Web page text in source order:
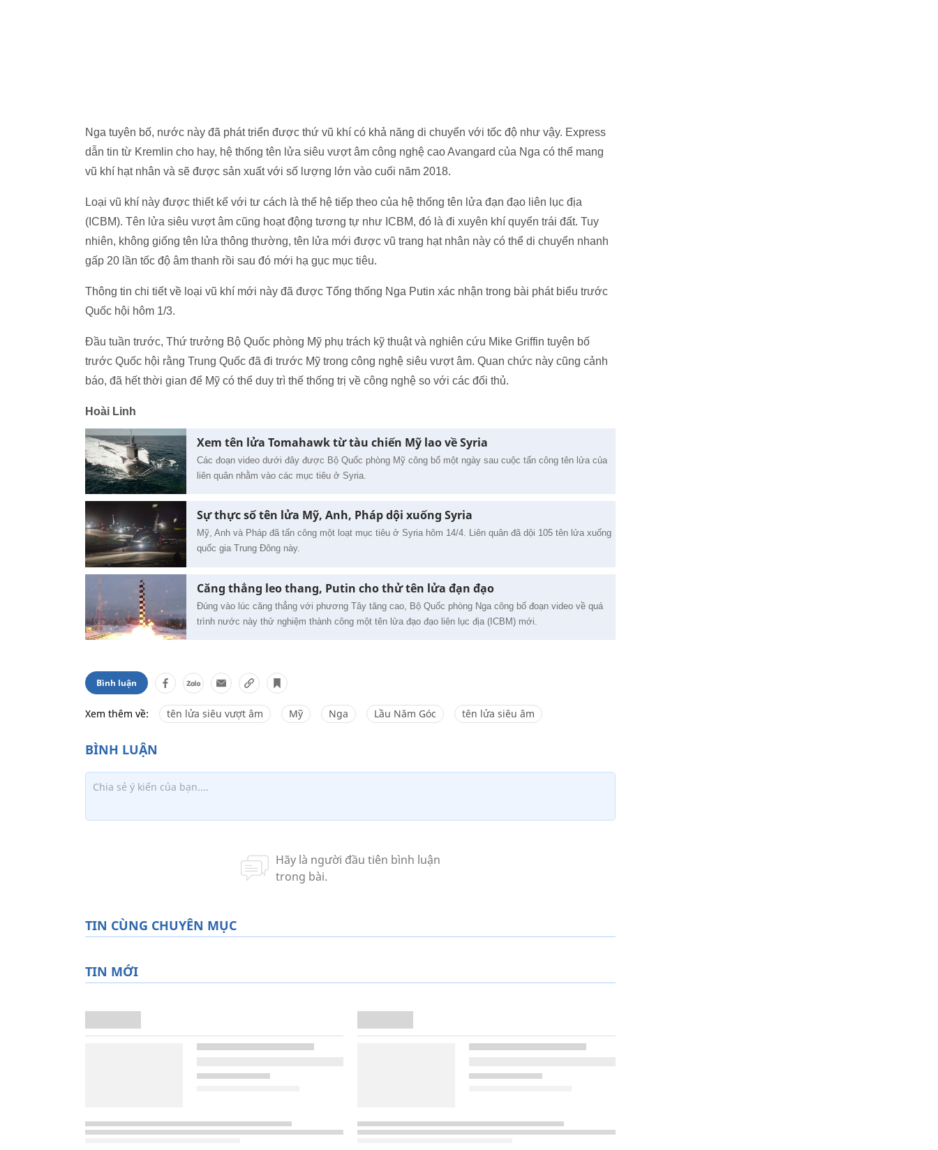
Nga tuyên bố, nước này đã phát triển được thứ vũ khí có khả năng di chuyển với tốc độ như vậy. Express
dẫn tin từ Kremlin cho hay, hệ thống tên lửa siêu vượt âm công nghệ cao Avangard của Nga có thể mang
vũ khí hạt nhân và sẽ được sản xuất với số lượng lớn vào cuối năm 2018.
Loại vũ khí này được thiết kế với tư cách là thế hệ tiếp theo của hệ thống tên lửa đạn đạo liên lục địa
(ICBM). Tên lửa siêu vượt âm cũng hoạt động tương tự như ICBM, đó là đi xuyên khí quyển trái đất. Tuy
nhiên, không giống tên lửa thông thường, tên lửa mới được vũ trang hạt nhân này có thể di chuyển nhanh
gấp 20 lần tốc độ âm thanh rồi sau đó mới hạ gục mục tiêu.
Thông tin chi tiết về loại vũ khí mới này đã được Tổng thống Nga Putin xác nhận trong bài phát biểu trước
Quốc hội hôm 1/3.
Đầu tuần trước, Thứ trưởng Bộ Quốc phòng Mỹ phụ trách kỹ thuật và nghiên cứu Mike Griffin tuyên bố
trước Quốc hội rằng Trung Quốc đã đi trước Mỹ trong công nghệ siêu vượt âm. Quan chức này cũng cảnh
báo, đã hết thời gian để Mỹ có thể duy trì thế thống trị về công nghệ so với các đối thủ.
Hoài Linh
Xem tên lửa Tomahawk từ tàu chiến Mỹ lao về Syria
Các đoạn video dưới đây được Bộ Quốc phòng Mỹ công bố một ngày sau cuộc tấn công tên lửa của
liên quân nhằm vào các mục tiêu ở Syria.
Sự thực số tên lửa Mỹ, Anh, Pháp dội xuống Syria
Mỹ, Anh và Pháp đã tấn công một loạt mục tiêu ở Syria hôm 14/4. Liên quân đã dội 105 tên lửa xuống
quốc gia Trung Đông này.
Căng thẳng leo thang, Putin cho thử tên lửa đạn đạo
Đúng vào lúc căng thẳng với phương Tây tăng cao, Bộ Quốc phòng Nga công bố đoạn video về quá
trình nước này thử nghiệm thành công một tên lửa đạo đạo liên lục địa (ICBM) mới.
Bình luận
Xem thêm về: tên lửa siêu vượt âm Mỹ Nga Lầu Năm Góc tên lửa siêu âm
TIN CÙNG CHUYÊN MỤC
TIN MỚI